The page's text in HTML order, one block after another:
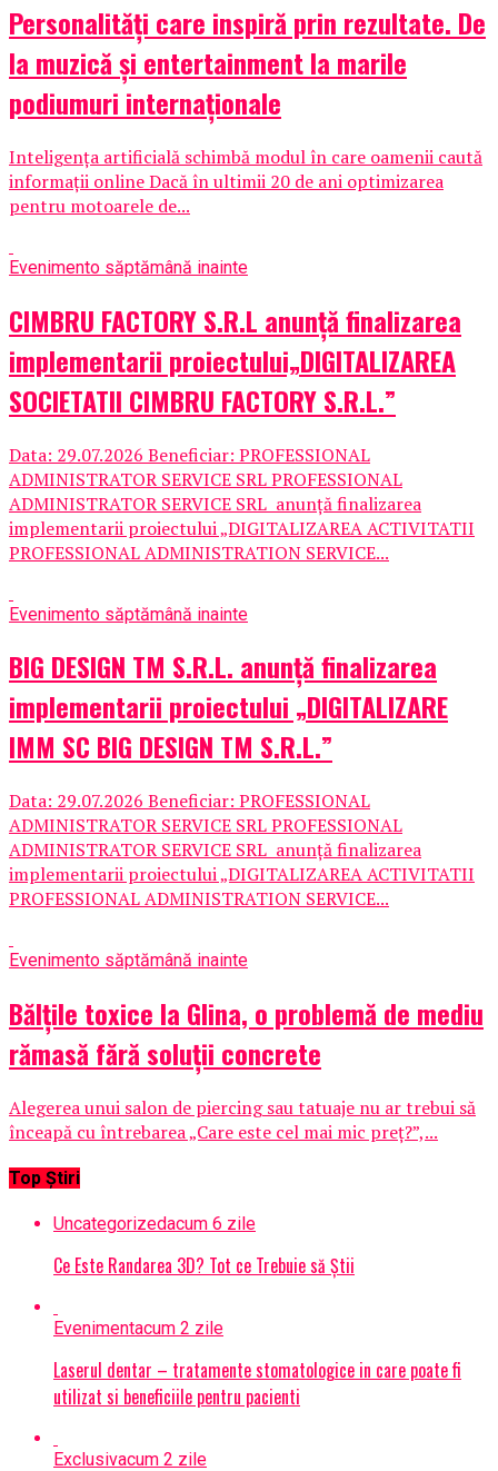
Personalități care inspiră prin rezultate. De
la muzică și entertainment la marile
podiumuri internaționale
Inteligența artificială schimbă modul în care oamenii caută
informații online Dacă în ultimii 20 de ani optimizarea
pentru motoarele de...
Evenimento săptămână inainte
CIMBRU FACTORY S.R.L anunţă finalizarea
implementarii proiectului„DIGITALIZAREA
SOCIETATII CIMBRU FACTORY S.R.L.”
Data: 29.07.2026 Beneficiar: PROFESSIONAL
ADMINISTRATOR SERVICE SRL PROFESSIONAL
ADMINISTRATOR SERVICE SRL anunţă finalizarea
implementarii proiectului „DIGITALIZAREA ACTIVITATII
PROFESSIONAL ADMINISTRATION SERVICE...
Evenimento săptămână inainte
BIG DESIGN TM S.R.L. anunţă finalizarea
implementarii proiectului „DIGITALIZARE
IMM SC BIG DESIGN TM S.R.L.”
Data: 29.07.2026 Beneficiar: PROFESSIONAL
ADMINISTRATOR SERVICE SRL PROFESSIONAL
ADMINISTRATOR SERVICE SRL anunţă finalizarea
implementarii proiectului „DIGITALIZAREA ACTIVITATII
PROFESSIONAL ADMINISTRATION SERVICE...
Evenimento săptămână inainte
Bălțile toxice la Glina, o problemă de mediu
rămasă fără soluții concrete
Alegerea unui salon de piercing sau tatuaje nu ar trebui să
înceapă cu întrebarea „Care este cel mai mic preț?”,...
Top Știri
Uncategorizedacum 6 zile
Ce Este Randarea 3D? Tot ce Trebuie să Știi
Evenimentacum 2 zile
Laserul dentar – tratamente stomatologice in care poate fi
utilizat si beneficiile pentru pacienti
Exclusivacum 2 zile